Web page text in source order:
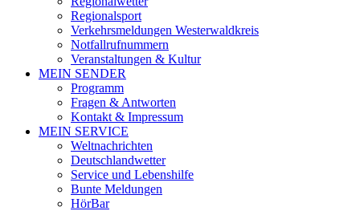
Regionalsport
Verkehrsmeldungen Westerwaldkreis
Notfallrufnummern
Veranstaltungen & Kultur
MEIN SENDER
Programm
Fragen & Antworten
Kontakt & Impressum
MEIN SERVICE
Weltnachrichten
Deutschlandwetter
Service und Lebenshilfe
Bunte Meldungen
HörBar